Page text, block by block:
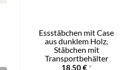
Essstäbchen mit Case
aus dunklem Holz,
Stäbchen mit
Transportbehälter
18,50 € *